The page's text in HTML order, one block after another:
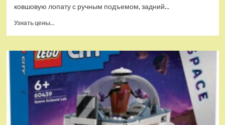
ковшовую лопату с ручным подъемом, задний...
Узнать цены...
(EU)
Конструктор
LEGO
Technic
Экскаватор-
погрузчик
(42197)